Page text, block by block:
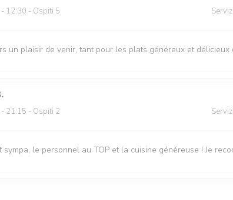
- 12:30 - Ospiti 5
un plaisir de venir, tant pour les plats généreux et délicieux
- 21:15 - Ospiti 2
sympa, le personnel au TOP et la cuisine généreuse ! Je